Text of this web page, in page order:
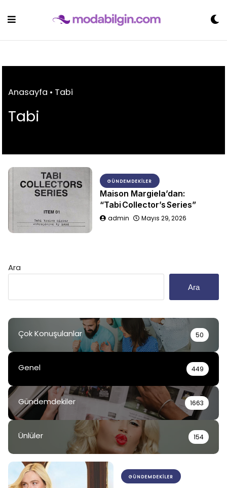
Anasayfa • Tabi
Tabi
GÜNDEMDEKILER
Maison Margiela’dan:
“Tabi Collector’s Series”
admin Mayıs 29, 2026
Ara
Ara
Çok Konuşulanlar 50
Genel 449
Gündemdekiler 1663
Ünlüler 154
GÜNDEMDEKILER